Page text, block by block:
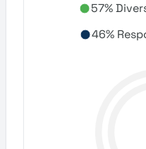
57%
46%